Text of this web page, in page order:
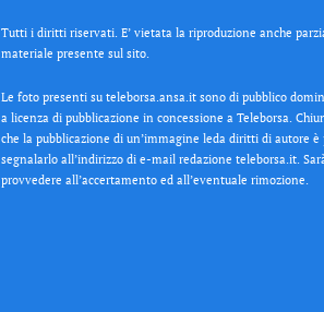
Tutti i diritti riservati. E’ vietata la riproduzione anche
materiale presente sul sito.
Le foto presenti su teleborsa.ansa.it sono di pubblico
a licenza di pubblicazione in concessione a Teleborsa.
che la pubblicazione di un’immagine leda diritti di autore è
segnalarlo all’indirizzo di e-mail redazione teleborsa.it.
provvedere all’accertamento ed all’eventuale rimozione.